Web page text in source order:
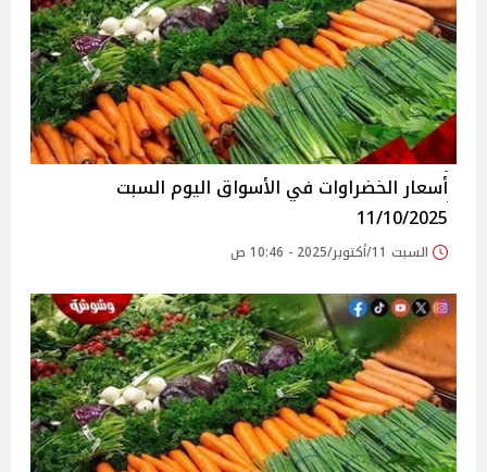
أسعار الخضراوات في الأسواق‎‎ اليوم السبت
11/10/2025
السبت 11/أكتوبر/2025 - 10:46 ص